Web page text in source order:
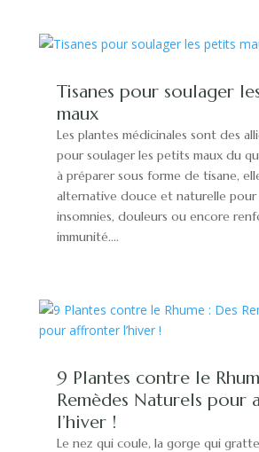
Tisanes pour soulager
maux
Les plantes médicinales sont des
pour soulager les petits maux du
à préparer sous forme de tisane,
alternative douce et naturelle pour
insomnies, douleurs ou encore
immunité....
9 Plantes contre le
Remèdes Naturels pour
l’hiver !
Le nez qui coule, la gorge qui